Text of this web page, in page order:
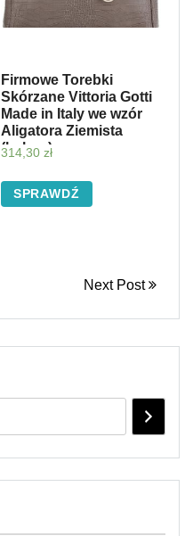
Firmowe Torebki
Skórzane Vittoria Gotti
Made in Italy we wzór
Aligatora Ziemista
(kolory)
314,30 zł
SPRAWDŹ
Next Post